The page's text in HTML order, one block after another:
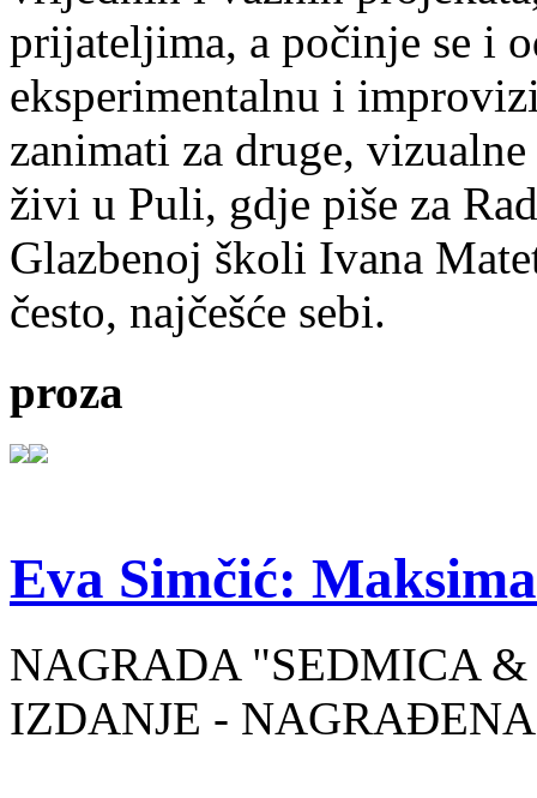
prijateljima, a počinje se i
eksperimentalnu i
zanimati za druge,
živi u Puli, gdje piše za
Glazbenoj školi Ivana
često, najčešće sebi.
proza
Eva Simčić:
NAGRADA "SEDMICA
IZDANJE -